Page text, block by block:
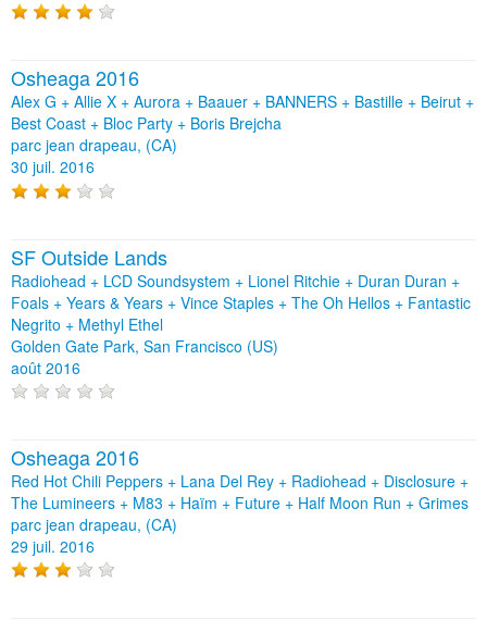
Osheaga 2016
Alex G + Allie X + Aurora + Baauer + BANNERS + Bastille + Beirut +
Best Coast + Bloc Party + Boris Brejcha
parc jean drapeau, (CA)
30 juil. 2016
SF Outside Lands
Radiohead + LCD Soundsystem + Lionel Ritchie + Duran Duran +
Foals + Years & Years + Vince Staples + The Oh Hellos + Fantastic
Negrito + Methyl Ethel
Golden Gate Park, San Francisco (US)
août 2016
Osheaga 2016
Red Hot Chili Peppers + Lana Del Rey + Radiohead + Disclosure +
The Lumineers + M83 + Haïm + Future + Half Moon Run + Grimes
parc jean drapeau, (CA)
29 juil. 2016